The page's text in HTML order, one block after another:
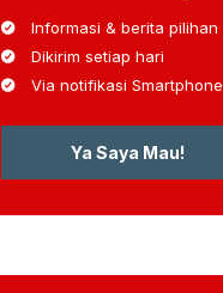
Informasi & berita pilihan
Dikirim setiap hari
Via notifikasi Smartphone
Ya Saya Mau!